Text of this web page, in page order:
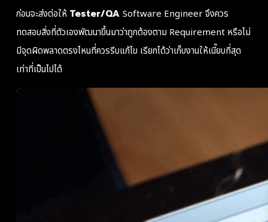
ก่อนจะส่งต่อให้ Tester/QA Software Engineer จึงควร
ทดสอบสิ่งที่ตัวเองพัฒนาขึ้นมาว่าถูกต้องตาม Requirement หรือไม่
มีจุดผิดพลาดตรงไหนที่ควรรีบแก้ไข เรียกได้ว่าเก็บงานให้เนี๊ยบที่สุด
เท่าที่เป็นไปได้